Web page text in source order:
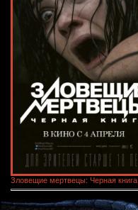
Зловещие мертвецы: Черная книга